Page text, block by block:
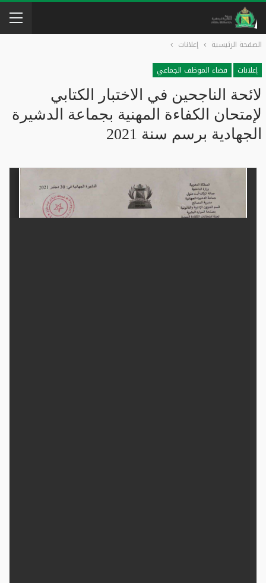
الصفحة الرئيسية
إعلانات
إعلانات
فضاء الموظف الجماعي
لائحة الناجحين في الاختبار الكتابي
لإمتحان الكفاءة المهنية بجماعة الدشيرة
الجهادية برسم سنة 2021